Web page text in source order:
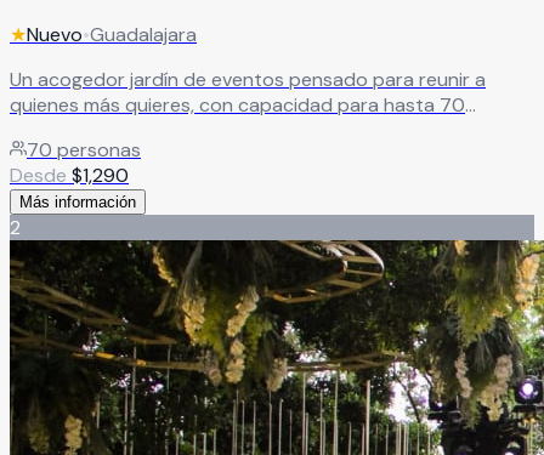
★Nuevo•Guadalajara
Un acogedor jardín de eventos pensado para reunir a
quienes más quieres, con capacidad para hasta 70
Alimentos de calidad y un ambiente íntimo que convierte
cada celebración en un momento verdaderamente
memorable. Leer más
70 personas
Desde $1,290
Más información
2